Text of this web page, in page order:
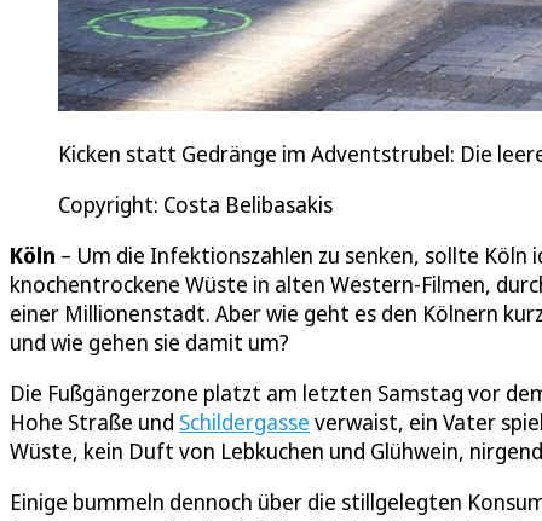
Kicken statt Gedränge im Adventstrubel: Die
Copyright: Costa Belibasakis
Köln – Um die Infektionszahlen zu senken, sollte Köln
knochentrockene Wüste in alten Western-Filmen,
einer Millionenstadt. Aber wie geht es den Kölnern
und wie gehen sie damit um?
Die Fußgängerzone platzt am letzten Samstag vor
Hohe Straße und Schildergasse verwaist, ein Vater
Wüste, kein Duft von Lebkuchen und Glühwein,
Einige bummeln dennoch über die stillgelegten